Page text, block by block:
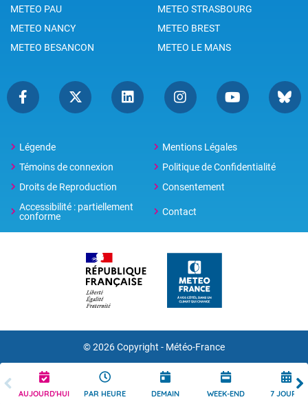
AUJOURD'HUI PAR HEURE DEMAIN WEEK-END 7 JOURS
METEO PAU
METEO STRASBOURG
METEO NANCY
METEO BREST
METEO BESANCON
METEO LE MANS
Légende
Mentions Légales
Témoins de connexion
Politique de Confidentialité
Droits de Reproduction
Consentement
Accessibilité : partiellement
conforme
Contact
© 2026 Copyright - Météo-France